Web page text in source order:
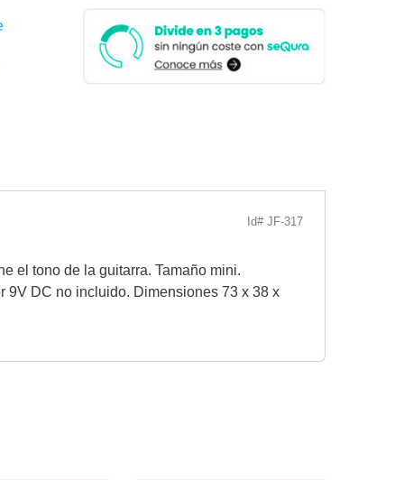
Id# JF-317
el tono de la guitarra. Tamaño mini.
9V DC no incluido. Dimensiones 73 x 38 x